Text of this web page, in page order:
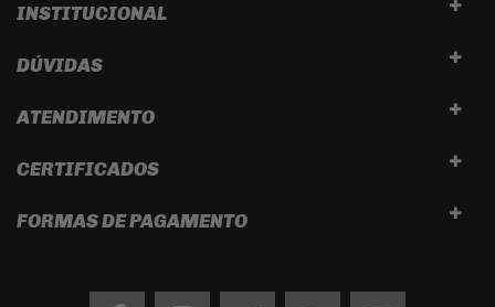
INSTITUCIONAL
DÚVIDAS
ATENDIMENTO
CERTIFICADOS
FORMAS DE PAGAMENTO